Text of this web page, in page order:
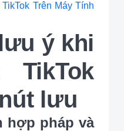
Trên Máy Tính
ý khi
TikTok
lưu
hợp pháp và